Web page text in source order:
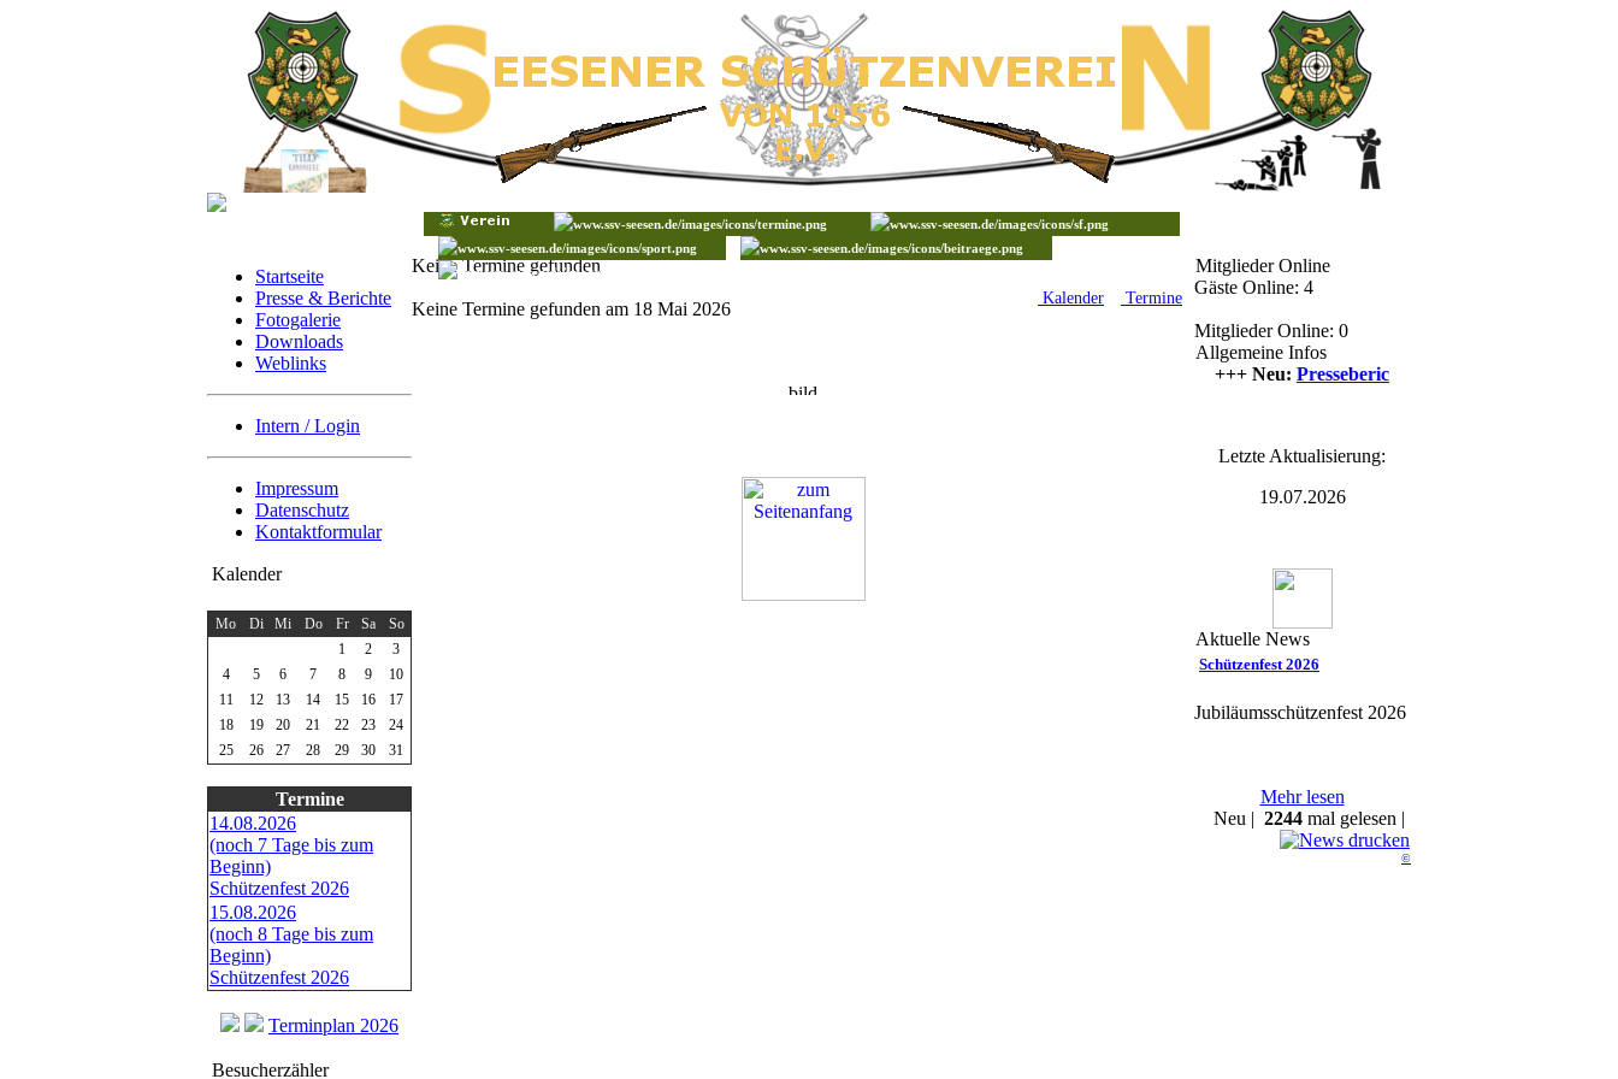
Startseite
Presse & Berichte
Fotogalerie
Downloads
Weblinks
Intern / Login
Impressum
Datenschutz
Kontaktformular
Kalender
Mo
Di Mi Do Fr Sa
So
1
2
3
4
5 6 7 8 9
10
11
12 13 14 15 16
17
18
19 20 21 22 23
24
25
26 27 28 29 30 31
Termine
14.08.2026
(noch 7 Tage bis zum
Beginn)
Schützenfest 2026
15.08.2026
(noch 8 Tage bis zum
Beginn)
Schützenfest 2026
Terminplan 2026
Besucherzähler
Keine Termine gefunden
Kalender Termine
Keine Termine gefunden am 18 Mai 2026
Mitglieder Online
Gäste Online: 4
Mitglieder Online: 0
Allgemeine Infos
++++ Neu:Presseberichte
Letzte Aktualisierung:
19.07.2026
Aktuelle News
Schützenfest 2026
Jubiläumsschützenfest 2026
Mehr lesen
Neu | 2244 mal gelesen |
©